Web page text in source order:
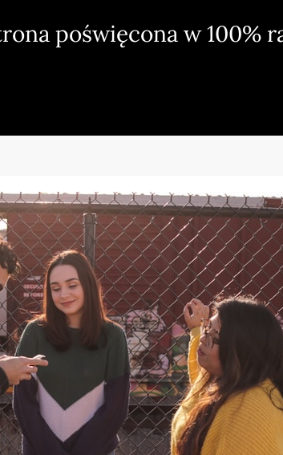
poświęcona w